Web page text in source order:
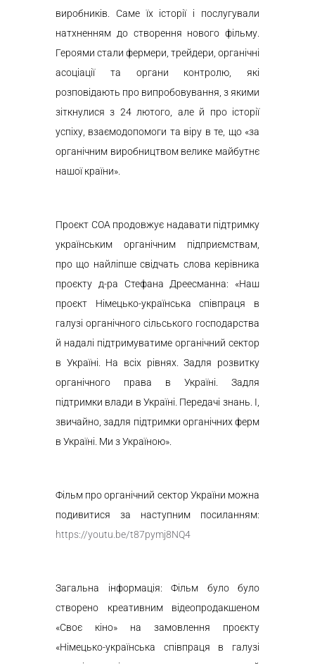
виробників. Саме їх історії і послугували
натхненням до створення нового фільму.
Героями стали фермери, трейдери, органічні
асоціації та органи контролю, які
розповідають про випробовування, з якими
зіткнулися з 24 лютого, але й про історії
успіху, взаємодопомоги та віру в те, що «за
органічним виробництвом велике майбутнє
нашої країни».
Проєкт СОА продовжує надавати підтримку
українським органічним підприємствам,
про що найліпше свідчать слова керівника
проєкту д-ра Стефана Дреесманна: «Наш
проєкт Німецько-українська співпраця в
галузі органічного сільського господарства
й надалі підтримуватиме органічний сектор
в Україні. На всіх рівнях. Задля розвитку
органічного права в Україні. Задля
підтримки влади в Україні. Передачі знань. І,
звичайно, задля підтримки органічних ферм
в Україні. Ми з Україною».
Фільм про органічний сектор України можна
подивитися за наступним посиланням:
https://youtu.be/t87pymj8NQ4
Загальна інформація: Фільм було було
створено креативним відеопродакшеном
«Своє кіно» на замовлення проєкту
«Німецько-українська співпраця в галузі